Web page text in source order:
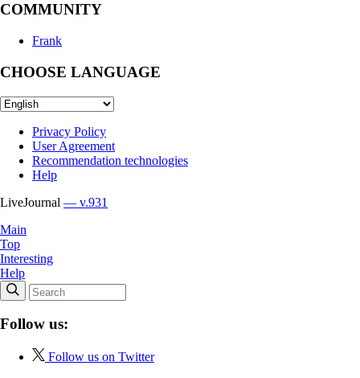
COMMUNITY
Frank
CHOOSE LANGUAGE
Privacy Policy
User Agreement
Recommendation technologies
Help
LiveJournal — v.931
Main
Top
Interesting
Help
Follow us:
Follow us on Twitter